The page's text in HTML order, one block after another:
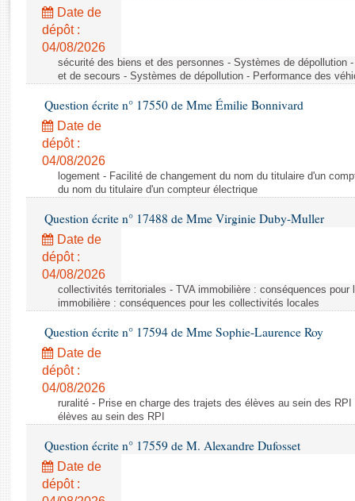
Rapports législatifs
Rapports sur l'application des lois
Baromètre de l’application des lois
Dossiers législatifs
Budget et sécurité sociale
Questions écrites et orales
Comptes rendus des débats
Date de
dépôt :
04/08/2026
sécurité des biens et des personnes - Systèmes de dépollution
et de secours - Systèmes de dépollution - Performance des
Question écrite n° 17550 de Mme Émilie Bonnivard
Date de
dépôt :
04/08/2026
logement - Facilité de changement du nom du titulaire d'un
du nom du titulaire d'un compteur électrique
Question écrite n° 17488 de Mme Virginie Duby-Muller
Date de
dépôt :
04/08/2026
collectivités territoriales - TVA immobilière : conséquences
immobilière : conséquences pour les collectivités locales
Question écrite n° 17594 de Mme Sophie-Laurence Roy
Date de
dépôt :
04/08/2026
ruralité - Prise en charge des trajets des élèves au sein des
élèves au sein des RPI
Question écrite n° 17559 de M. Alexandre Dufosset
Date de
dépôt :